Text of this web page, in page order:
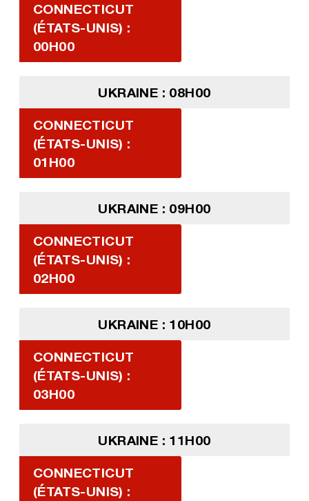
CONNECTICUT
(ÉTATS-UNIS) :
00H00
UKRAINE : 08H00
CONNECTICUT
(ÉTATS-UNIS) :
01H00
UKRAINE : 09H00
CONNECTICUT
(ÉTATS-UNIS) :
02H00
UKRAINE : 10H00
CONNECTICUT
(ÉTATS-UNIS) :
03H00
UKRAINE : 11H00
CONNECTICUT
(ÉTATS-UNIS) :